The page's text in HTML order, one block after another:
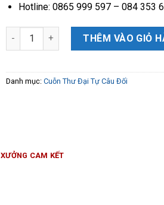
Hotline: 0865 999 597 – 084 353
Cuỗn Thư Câu Đối gỗ Gụ Lào đục tay
THÊM VÀO GIỎ
Danh mục:Cuỗn Thư Đại Tự Câu Đối
XƯỞNG CAM KẾT